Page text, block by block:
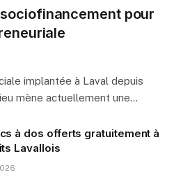
pour
implantée à Laval depuis
mène actuellement une…
à dos offerts gratuitement à
Lavallois